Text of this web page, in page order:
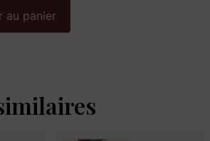
au panier